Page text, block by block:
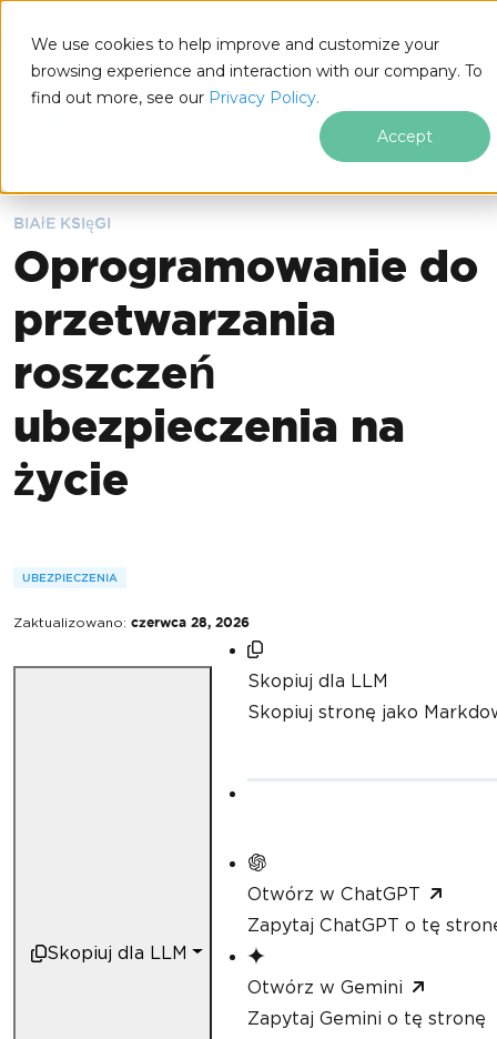
We use cookies to help improve and customize your
browsing experience and interaction with our company. To
find out more, see our Privacy Policy.
Accept
IRONSOFTWARE
Przejdź do treści stopki
Przetwarzanie roszczen ubezpieczeniowych
BIAłE KSIęGI
Oprogramowanie do
przetwarzania
roszczeń
ubezpieczenia na
życie
UBEZPIECZENIA
Zaktualizowano: czerwca 28, 2026
Skopiuj dla LLM
Skopiuj dla LLM
Skopiuj stronę jako
Otwórz w ChatGPT
Zapytaj ChatGPT o tę
Otwórz w Gemini
Zapytaj Gemini o tę stronę